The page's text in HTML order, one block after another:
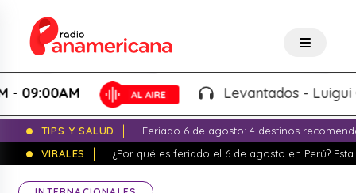
Levantados - Luigui
TIPS Y SALUD
Feriado 6 de agosto: 4 destinos
VIRALES
¿Por qué es feriado el 6 de agosto en Perú?